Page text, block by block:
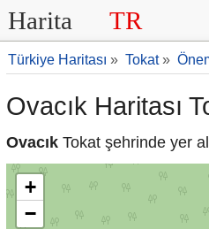
Harita TR
Türkiye Haritası » Tokat»
Ovacık Haritası
Ovacık Tokat şehrinde yer
+
−